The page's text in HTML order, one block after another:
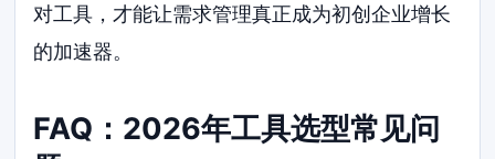
对工具，才能让需求管理真正成为初创企业增长
的加速器。
FAQ：2026年工具选型常见问